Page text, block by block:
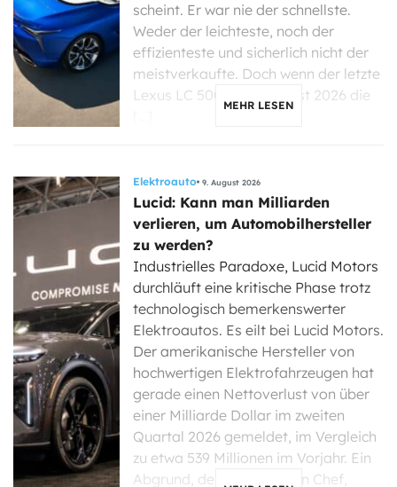
scheint. Er war nie der schnellste.
Weder der leichteste, noch der
effizienteste und sicherlich nicht der
meistverkaufte. Doch wenn der letzte
Lexus LC 500 Ende August 2026 die
MEHR LESEN
Elektroauto 9. August 2026
Lucid: Kann man Milliarden
verlieren, um Automobilhersteller
zu werden?
Industrielles Paradoxe, Lucid Motors
durchläuft eine kritische Phase trotz
technologisch bemerkenswerter
Elektroautos. Es eilt bei Lucid Motors.
Der amerikanische Hersteller von
hochwertigen Elektrofahrzeugen hat
gerade einen Nettoverlust von über
einer Milliarde Dollar im zweiten
Quartal 2026 gemeldet, im Vergleich
zu etwa 539 Millionen im Vorjahr. Ein
Abgrund, der seinen neuen Chef,